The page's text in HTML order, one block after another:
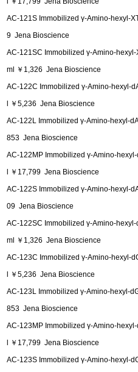
AC-121S Immobilized γ-Amino-hexyl-
9 Jena Bioscience
AC-121SC Immobilized γ-Amino-
ml ￥1,326 Jena Bioscience
AC-122C Immobilized γ-Amino-hexyl-
l ￥5,236 Jena Bioscience
AC-122L Immobilized γ-Amino-hexyl-
853 Jena Bioscience
AC-122MP Immobilized γ-Amino-
l ￥17,799 Jena Bioscience
AC-122S Immobilized γ-Amino-hexyl-
09 Jena Bioscience
AC-122SC Immobilized γ-Amino-
ml ￥1,326 Jena Bioscience
AC-123C Immobilized γ-Amino-hexyl-
l ￥5,236 Jena Bioscience
AC-123L Immobilized γ-Amino-hexyl-
853 Jena Bioscience
AC-123MP Immobilized γ-Amino-
l ￥17,799 Jena Bioscience
AC-123S Immobilized γ-Amino-hexyl-